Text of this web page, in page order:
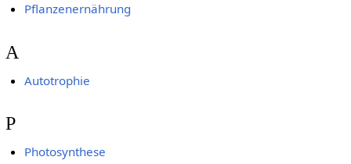
Pflanzenernährung
A
Autotrophie
P
Photosynthese